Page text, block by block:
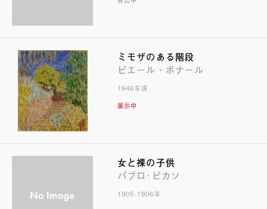
ミモザのある階段
ピエール・ボナール
1946年頃
展示中
女と裸の子供
パブロ･ピカソ
1905-1906年